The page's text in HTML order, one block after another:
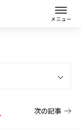
メニュー
次の記事